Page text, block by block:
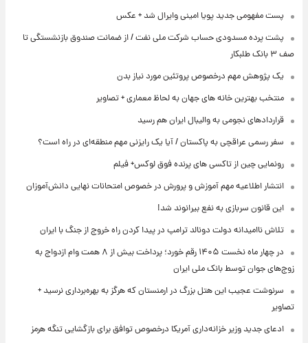
پست مفهومی جدید پویا امینی وایرال شد + عکس
پشت پرده‌ مسدودی حساب شرکت ملی نفت / از ضمانت صندوق بازنشستگی تا
صف ۳ بانک طلبکار
یک پژوهش مهم درخصوص پروتئین مورد نیاز بدن
منتخب بهترین خانه های جهان به لحاظ معماری + تصاویر
قراردادهای نجومی به والیبال ایران هم رسید
سفر رسمی عراقچی به پاکستان / آیا یک رایزنی مهم منطقه‌ای در راه است؟
رونمایی چین از تاکسی های پرنده فوق لوکس+ فیلم
انتشار اطلاعیه مهم آموزش و پرورش در خصوص امتحانات نهایی دانش‌آموزان
این قانون سربازی به نفع بیرانوند شد!
تلاش ناامیدانه‌ دولت دونالد ترامپ در پیدا کردن راه خروج از جنگ با ایران
در چهار ماه نخست ۱۴۰۵ رقم خورد؛ پرداخت بیش از ۸ همت وام ازدواج به
زوج‌های جوان توسط بانک ملی ایران
سرنوشت عجیب این هتل بزرگ در ارمنستان که هرگز به بهره‌برداری نرسید +
تصاویر
ادعای جدید وزیر خزانه‌داری آمریکا درخصوص توافق برای بازگشایی تنگه هرمز